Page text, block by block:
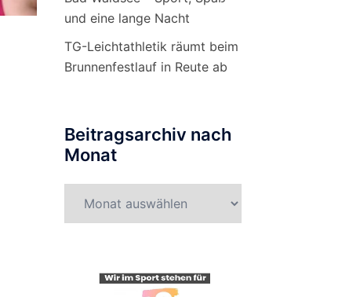
und eine lange Nacht
TG-Leichtathletik räumt beim
Brunnenfestlauf in Reute ab
Beitragsarchiv nach
Monat
nach